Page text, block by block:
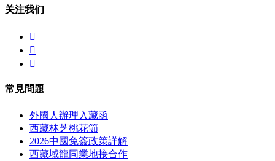
关注我们



常見問題
外國人辦理入藏函
西藏林芝桃花節
2026中國免簽政策詳解
西藏域龍同業地接合作